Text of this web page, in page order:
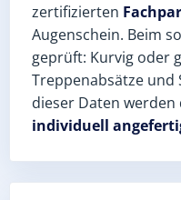
zertifizierten
Augenschein. Beim
geprüft: Kurvig oder
Treppenabsätze und
dieser Daten
individuell